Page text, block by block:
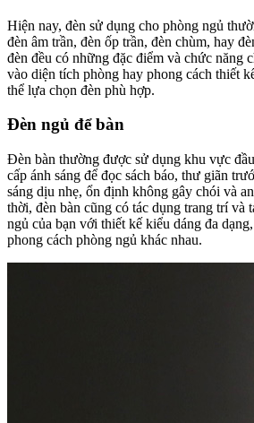
Hiện nay, đèn sử dụng cho phòng ngủ
đèn âm trần, đèn ốp trần, đèn chùm, hay
đèn đều có những đặc điểm và chức năng
vào diện tích phòng hay phong cách thiết
thể lựa chọn đèn phù hợp.
Đèn ngủ để bàn
Đèn bàn thường được sử dụng khu vực
cấp ánh sáng để đọc sách báo, thư giãn
sáng dịu nhẹ, ổn định không gây chói và
thời, đèn bàn cũng có tác dụng trang trí và
ngủ của bạn với thiết kế kiểu dáng đa
phong cách phòng ngủ khác nhau.